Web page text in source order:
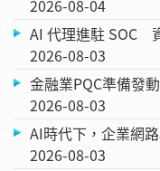
2026-08-04
AI 代理進駐 SOC
2026-08-03
金融業PQC準備發
2026-08-03
AI時代下，企業網
2026-08-03